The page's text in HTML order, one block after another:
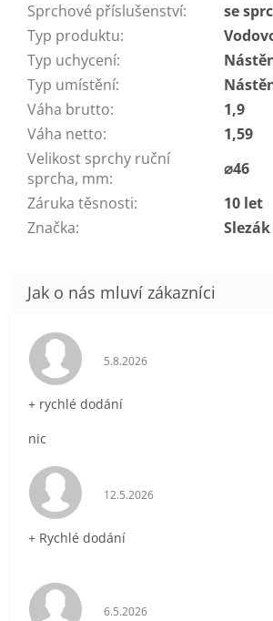
Sprchové příslušenství:
se
Typ produktu:
Typ uchycení:
Typ umístění:
Váha brutto:
1,9
Váha netto:
1,59
Velikost sprchy ruční
sprcha, mm:
⌀46
Záruka těsnosti:
10 let
Značka:
Hodnocení obchodu je 5 z 5
5.8.2026
+ rychlé dodání
nic
Hodnocení obchodu je 5 z 5
12.5.2026
+ Rychlé dodání
Hodnocení obchodu je 5 z 5
6.5.2026